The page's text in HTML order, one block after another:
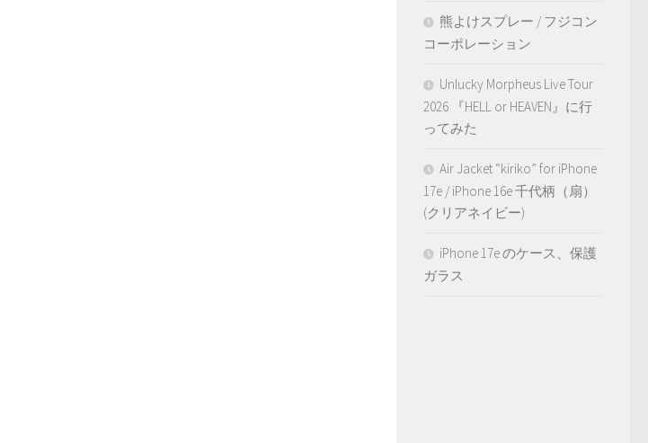
熊よけスプレー / フジコン
コーポレーション
Unlucky Morpheus Live Tour
2026 『HELL or HEAVEN』に行
ってみた
Air Jacket “kiriko” for iPhone
17e / iPhone 16e 千代柄（扇）
(クリアネイビー)
iPhone 17e のケース、保護
ガラス